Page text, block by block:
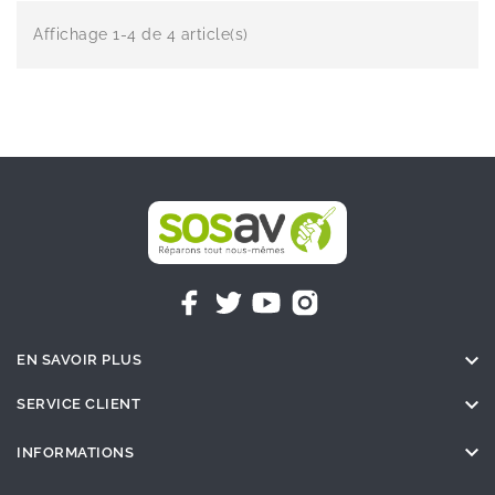
Affichage 1-4 de 4 article(s)
EN SAVOIR PLUS 
SERVICE CLIENT 
INFORMATIONS 